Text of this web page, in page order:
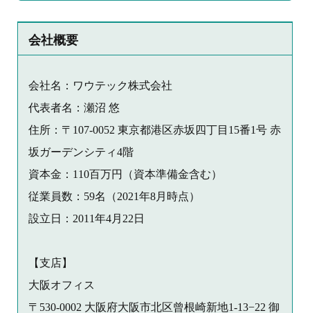
会社概要
会社名：ワウテック株式会社
代表者名：瀬沼 悠
住所：〒107-0052 東京都港区赤坂四丁目15番1号 赤
坂ガーデンシティ4階
資本金：110百万円（資本準備金含む）
従業員数：59名（2021年8月時点）
設立日：2011年4月22日
【支店】
大阪オフィス
〒530-0002 大阪府大阪市北区曾根崎新地1-13−22 御